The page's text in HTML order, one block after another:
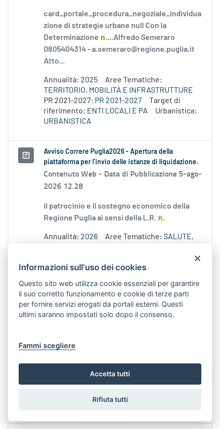
card_portale_procedura_negoziale_individua
zione di strategie urbane null Con la
Determinazione n....Alfredo Semeraro
0805404314 - a.semeraro@regione.puglia.it
Atto...
Annualità: 2025
Aree Tematiche:
TERRITORIO, MOBILITÀ E INFRASTRUTTURE
PR 2021-2027: PR 2021-2027
Target di
riferimento: ENTI LOCALI E PA
Urbanistica:
URBANISTICA
Avviso Correre Puglia2026 - Apertura della
piattaforma per l’invio delle istanze di liquidazione.
Contenuto Web - Data di Pubblicazione 5-ago-
2026 12.28
il patrocinio e il sostegno economico della
Regione Puglia ai sensi della L.R. n.
Annualità: 2026 Aree Tematiche: SALUTE,
Nessun Dorma 2026, presentazione del concerto
all’alba
Contenuto Web -Data di Pubblicazione 9-lug-
2026 12.45
Gentilen
Aree Tematiche:AMBIENTE
CULTURA
Persone:DEBORA CILIENTO
CONFERENZE STAMPA
×
Informazioni sull'uso dei cookies
Questo sito web utilizza cookie essenziali per garantire
il suo corretto funzionamento e cookie di terze parti
per fornire servizi erogati da portali esterni. Questi
ultimi saranno impostati solo dopo il consenso.
Fammi scegliere
Accetta tutti
Rifiuta tutti